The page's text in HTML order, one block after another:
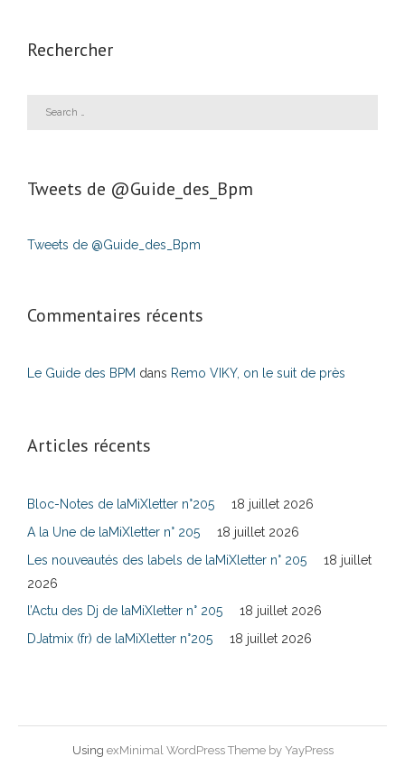
Rechercher
Tweets de ‎@Guide_des_Bpm
Tweets de @Guide_des_Bpm
Commentaires récents
Le Guide des BPM dans Remo VIKY, on le suit de près
Articles récents
Bloc-Notes de laMiXletter n°205
18 juillet 2026
A la Une de laMiXletter n° 205
18 juillet 2026
Les nouveautés des labels de laMiXletter n° 205
18 juillet
2026
l’Actu des Dj de laMiXletter n° 205
18 juillet 2026
DJatmix (fr) de laMiXletter n°205
18 juillet 2026
Using exMinimal WordPress Theme by YayPress